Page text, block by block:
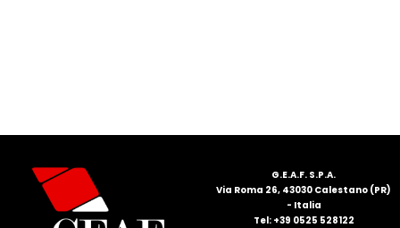
G.E.A.F. S.P.A.
Via Roma 26, 43030 Calestano (PR)
- Italia
Tel: +39 0525 528122